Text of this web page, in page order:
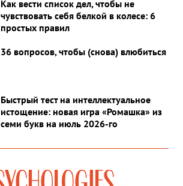
Как вести список дел, чтобы не
чувствовать себя белкой в колесе: 6
простых правил
36 вопросов, чтобы (снова) влюбиться
Быстрый тест на интеллектуальное
истощение: новая игра «Ромашка» из
семи букв на июль 2026-го